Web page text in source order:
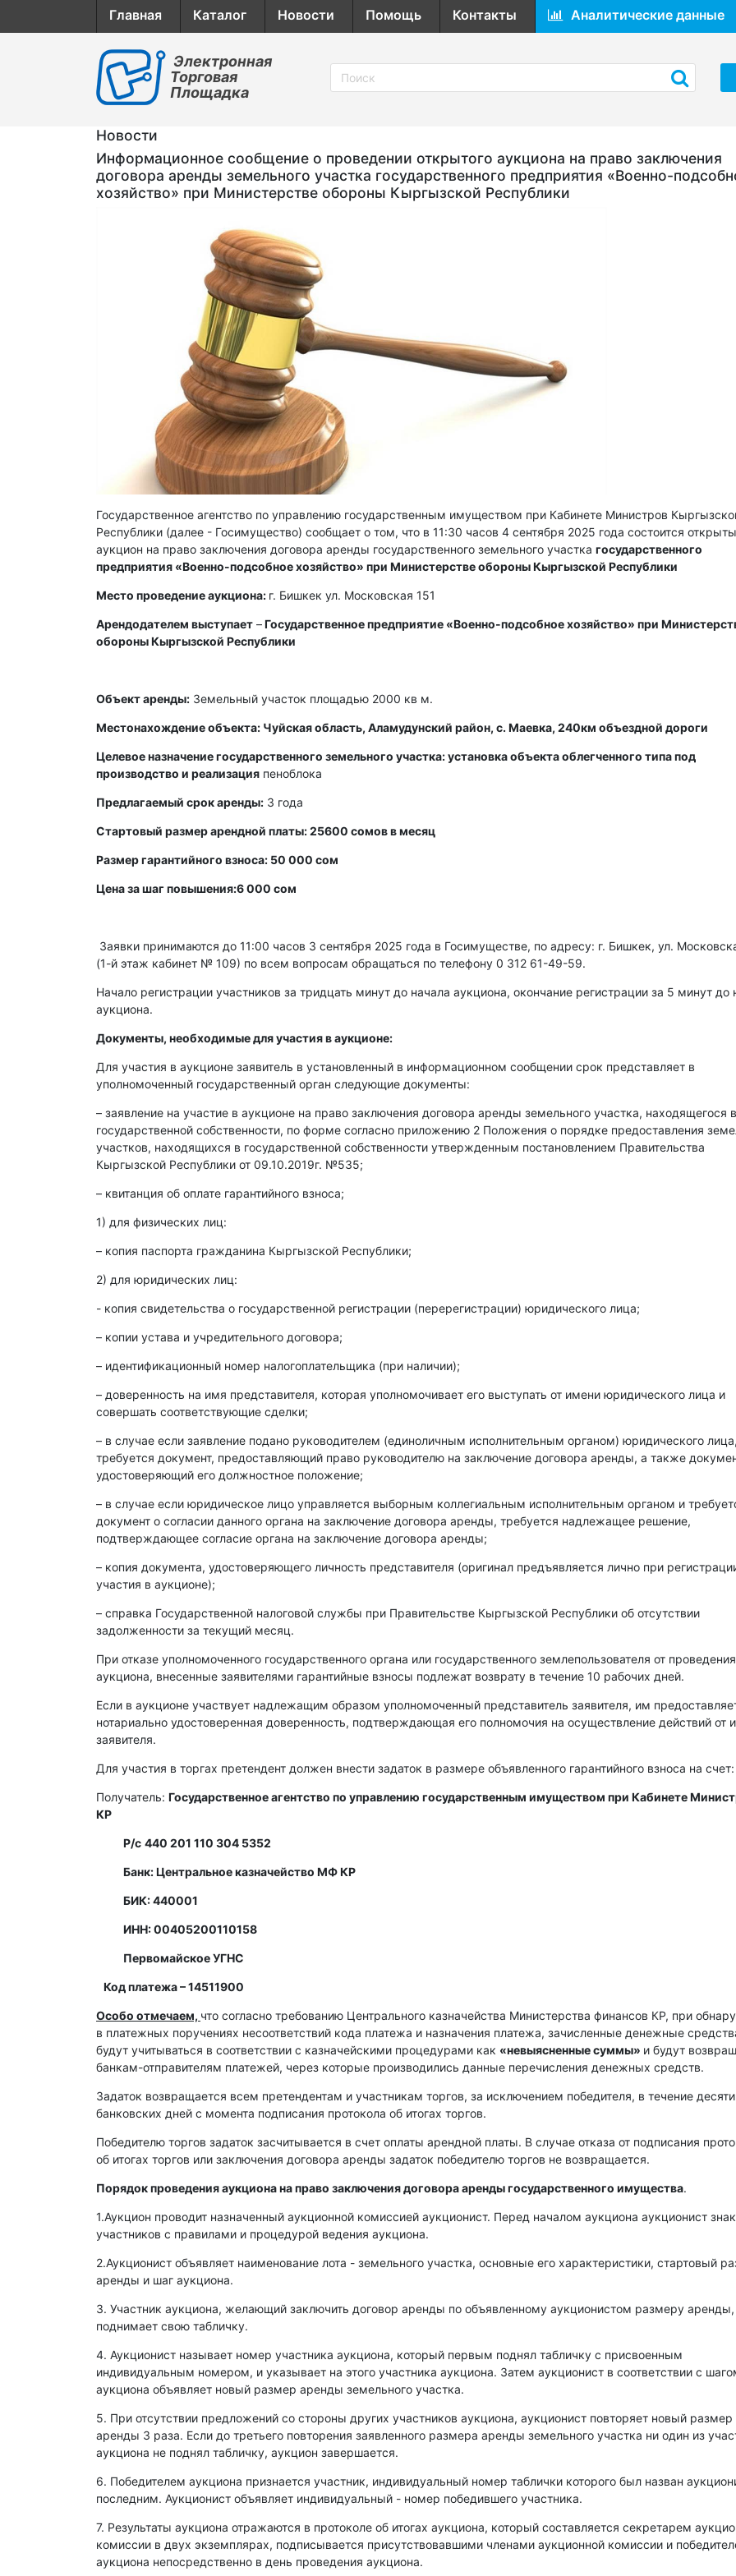
Главная Каталог Новости Помощь Контакты Аналитические данные
Электронная
Торговая
Площадка
Новости
Информационное сообщение о проведении открытого аукциона на право заключения
договора аренды земельного участка государственного предприятия «Военно-
хозяйство» при Министерстве обороны Кыргызской Республики
Государственное агентство по управлению государственным имуществом при Кабинете Министров
Республики (далее - Госимущество) сообщает о том, что в 11:30 часов 4 сентября 2025 года состоится
аукцион на право заключения договора аренды государственного земельного участка государственного
предприятия «Военно-подсобное хозяйство» при Министерстве обороны Кыргызской Республики
Место проведение аукциона: г. Бишкек ул. Московская 151
Арендодателем выступает –Государственное предприятие «Военно-подсобное хозяйство» при
обороны Кыргызской Республики
Объект аренды: Земельный участок площадью 2000 кв м.
Местонахождение объекта: Чуйская область, Аламудунский район, с. Маевка, 240км объездной дороги
Целевое назначение государственного земельного участка: установка объекта облегченного типа под
производство и реализация пеноблока
Предлагаемый срок аренды: 3 года
Стартовый размер арендной платы: 25600 сомов в месяц
Размер гарантийного взноса: 50 000 сом
Цена за шаг повышения:6 000 сом
Заявки принимаются до 11:00 часов 3 сентября 2025 года в Госимуществе, по адресу: г. Бишкек, ул.
(1-й этаж кабинет № 109) по всем вопросам обращаться по телефону 0 312 61-49-59.
Начало регистрации участников за тридцать минут до начала аукциона, окончание регистрации за 5 минут до
аукциона.
Документы, необходимые для участия в аукционе:
Для участия в аукционе заявитель в установленный в информационном сообщении срок представляет в
уполномоченный государственный орган следующие документы:
– заявление на участие в аукционе на право заключения договора аренды земельного участка, находящегося в
государственной собственности, по форме согласно приложению 2 Положения о порядке предоставления
участков, находящихся в государственной собственности утвержденным постановлением Правительства
Кыргызской Республики от 09.10.2019г. №535;
– квитанция об оплате гарантийного взноса;
1) для физических лиц:
– копия паспорта гражданина Кыргызской Республики;
2) для юридических лиц:
- копия свидетельства о государственной регистрации (перерегистрации) юридического лица;
– копии устава и учредительного договора;
– идентификационный номер налогоплательщика (при наличии);
– доверенность на имя представителя, которая уполномочивает его выступать от имени юридического лица и
совершать соответствующие сделки;
– в случае если заявление подано руководителем (единоличным исполнительным органом) юридического лица,
требуется документ, предоставляющий право руководителю на заключение договора аренды, а также
удостоверяющий его должностное положение;
– в случае если юридическое лицо управляется выборным коллегиальным исполнительным органом и
документ о согласии данного органа на заключение договора аренды, требуется надлежащее решение,
подтверждающее согласие органа на заключение договора аренды;
– копия документа, удостоверяющего личность представителя (оригинал предъявляется лично при
участия в аукционе);
– справка Государственной налоговой службы при Правительстве Кыргызской Республики об отсутствии
задолженности за текущий месяц.
При отказе уполномоченного государственного органа или государственного землепользователя от проведения
аукциона, внесенные заявителями гарантийные взносы подлежат возврату в течение 10 рабочих дней.
Если в аукционе участвует надлежащим образом уполномоченный представитель заявителя, им
нотариально удостоверенная доверенность, подтверждающая его полномочия на осуществление действий от
заявителя.
Для участия в торгах претендент должен внести задаток в размере объявленного гарантийного взноса на счет:
Получатель: Государственное агентство по управлению государственным имуществом при Кабинете
КР
Р/с 440 201 110 304 5352
Банк: Центральное казначейство МФ КР
БИК: 440001
ИНН: 00405200110158
Первомайское УГНС
Код платежа – 14511900
Особо отмечаем, что согласно требованию Центрального казначейства Министерства финансов КР, при
в платежных поручениях несоответствий кода платежа и назначения платежа, зачисленные денежные
будут учитываться в соответствии с казначейскими процедурами как «невыясненные суммы» и будут
банкам-отправителям платежей, через которые производились данные перечисления денежных средств.
Задаток возвращается всем претендентам и участникам торгов, за исключением победителя, в течение десяти
банковских дней с момента подписания протокола об итогах торгов.
Победителю торгов задаток засчитывается в счет оплаты арендной платы. В случае отказа от подписания
об итогах торгов или заключения договора аренды задаток победителю торгов не возвращается.
Порядок проведения аукциона на право заключения договора аренды государственного имущества.
1.Аукцион проводит назначенный аукционной комиссией аукционист. Перед началом аукциона аукционист
участников с правилами и процедурой ведения аукциона.
2.Аукционист объявляет наименование лота - земельного участка, основные его характеристики, стартовый
аренды и шаг аукциона.
3. Участник аукциона, желающий заключить договор аренды по объявленному аукционистом размеру аренды,
поднимает свою табличку.
4. Аукционист называет номер участника аукциона, который первым поднял табличку с присвоенным
индивидуальным номером, и указывает на этого участника аукциона. Затем аукционист в соответствии с
аукциона объявляет новый размер аренды земельного участка.
5. При отсутствии предложений со стороны других участников аукциона, аукционист повторяет новый размер
аренды 3 раза. Если до третьего повторения заявленного размера аренды земельного участка ни один из
аукциона не поднял табличку, аукцион завершается.
6. Победителем аукциона признается участник, индивидуальный номер таблички которого был назван
последним. Аукционист объявляет индивидуальный - номер победившего участника.
7. Результаты аукциона отражаются в протоколе об итогах аукциона, который составляется секретарем
комиссии в двух экземплярах, подписывается присутствовавшими членами аукционной комиссии и
аукциона непосредственно в день проведения аукциона.